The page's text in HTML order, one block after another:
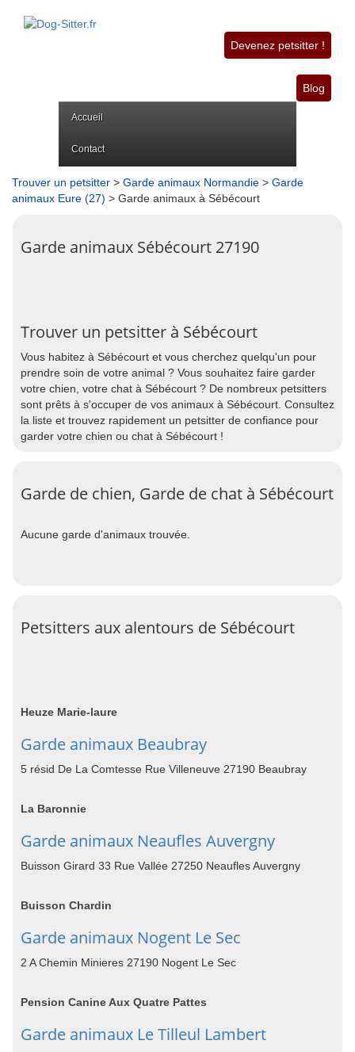
Devenez petsitter !
Blog
Accueil
Contact
Trouver un petsitter > Garde animaux Normandie > Garde
animaux Eure (27) > Garde animaux à Sébécourt
Garde animaux Sébécourt 27190
Trouver un petsitter à Sébécourt
Vous habitez à Sébécourt et vous cherchez quelqu'un pour
prendre soin de votre animal ? Vous souhaitez faire garder
votre chien, votre chat à Sébécourt ? De nombreux petsitters
sont prêts à s'occuper de vos animaux à Sébécourt. Consultez
la liste et trouvez rapidement un petsitter de confiance pour
garder votre chien ou chat à Sébécourt !
Garde de chien, Garde de chat à Sébécourt
Aucune garde d'animaux trouvée.
Petsitters aux alentours de Sébécourt
Heuze Marie-laure
Garde animaux Beaubray
5 résid De La Comtesse Rue Villeneuve 27190 Beaubray
La Baronnie
Garde animaux Neaufles Auvergny
Buisson Girard 33 Rue Vallée 27250 Neaufles Auvergny
Buisson Chardin
Garde animaux Nogent Le Sec
2 A Chemin Minieres 27190 Nogent Le Sec
Pension Canine Aux Quatre Pattes
Garde animaux Le Tilleul Lambert